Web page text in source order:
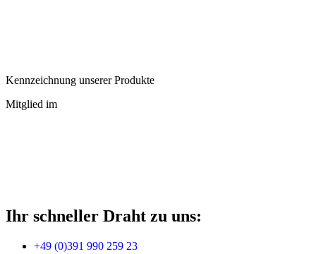
Kennzeichnung unserer Produkte
Mitglied im
Ihr schneller Draht zu uns:
+49 (0)391 990 259 23